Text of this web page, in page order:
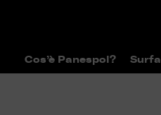
Cos’è Panespol?